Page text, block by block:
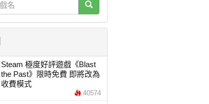
Steam 極度好評遊戲《Blast
the Past》限時免費 即將改為
收費模式
40574